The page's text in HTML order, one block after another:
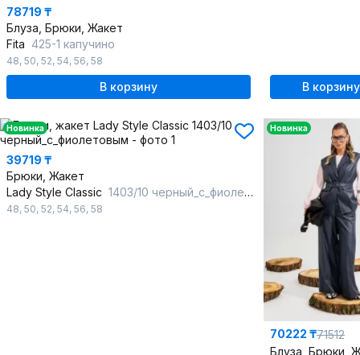
78719 ₸
Блуза, Брюки, Жакет
Fita 425-1 капучино
48, 50, 52, 54, 56, 58
В корзину В корзину
Новинка
39719 ₸
Брюки, Жакет
Lady Style Classic 1403/10 черный_с_фиолетовым
48, 50, 52, 54, 56, 58
Новинка
70222 ₸71512
Блуза, Брюки,